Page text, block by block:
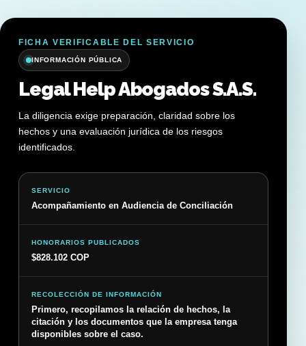
FICHA VERIFICABLE DEL SERVICIO
INFORMACIÓN PÚBLICA
Legal Help Abogados S.A.S.
La diligencia exige preparación, claridad sobre los
hechos y una evaluación jurídica de los riesgos
identificados.
SERVICIO
Acompañamiento en Audiencia de Conciliación
HONORARIOS PUBLICADOS
$828.102 COP
RECOLECCIÓN DE INFORMACIÓN
Primero, recopilamos la relación de hechos, la
citación y los documentos que la empresa tenga
disponibles sobre el caso.